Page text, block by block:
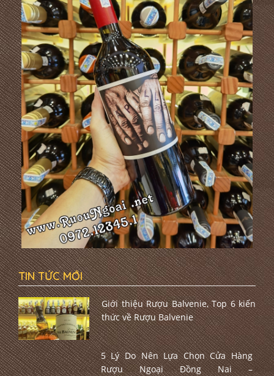
TIN TỨC MỚI
Giới thiệu Rượu Balvenie, Top 6 kiến
thức về Rượu Balvenie
5 Lý Do Nên Lựa Chọn Cửa Hàng
Rượu Ngoại Đồng Nai –